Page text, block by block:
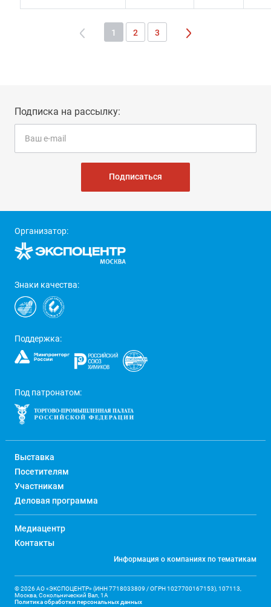
1 2 3
Подписка на рассылку:
Подписаться
Организатор:
Знаки качества:
Поддержка:
Под патронатом:
Выставка
Посетителям
Участникам
Деловая программа
Медиацентр
Контакты
Информация о компаниях по тематикам
© 2026 АО «ЭКСПОЦЕНТР» (ИНН 7718033809 / ОГРН 1027700167153), 107113,
Москва, Сокольнический Вал, 1А
Политика обработки персональных данных